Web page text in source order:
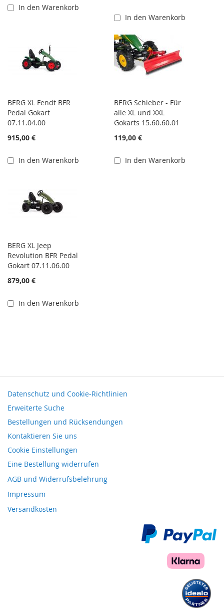
In den Warenkorb
In den Warenkorb
BERG XL Fendt BFR
Pedal Gokart
07.11.04.00
915,00 €
In den Warenkorb
BERG Schieber - Für
alle XL und XXL
Gokarts 15.60.60.01
119,00 €
In den Warenkorb
BERG XL Jeep
Revolution BFR Pedal
Gokart 07.11.06.00
879,00 €
In den Warenkorb
Datenschutz und Cookie-Richtlinien
Erweiterte Suche
Bestellungen und Rücksendungen
Kontaktieren Sie uns
Cookie Einstellungen
Eine Bestellung widerrufen
AGB und Widerrufsbelehrung
Impressum
Versandkosten